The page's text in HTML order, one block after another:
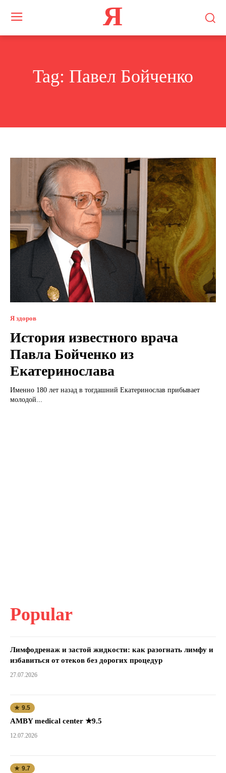
Я
Tag: Павел Бойченко
Я здоров
История известного врача
Павла Бойченко из
Екатеринослава
Именно 180 лет назад в тогдашний Екатеринослав прибывает
молодой...
Popular
Лимфодренаж и застой жидкости: как разогнать лимфу и
избавиться от отеков без дорогих процедур
27.07.2026
★ 9.5
AMBY medical center ★9.5
12.07.2026
★ 9.7